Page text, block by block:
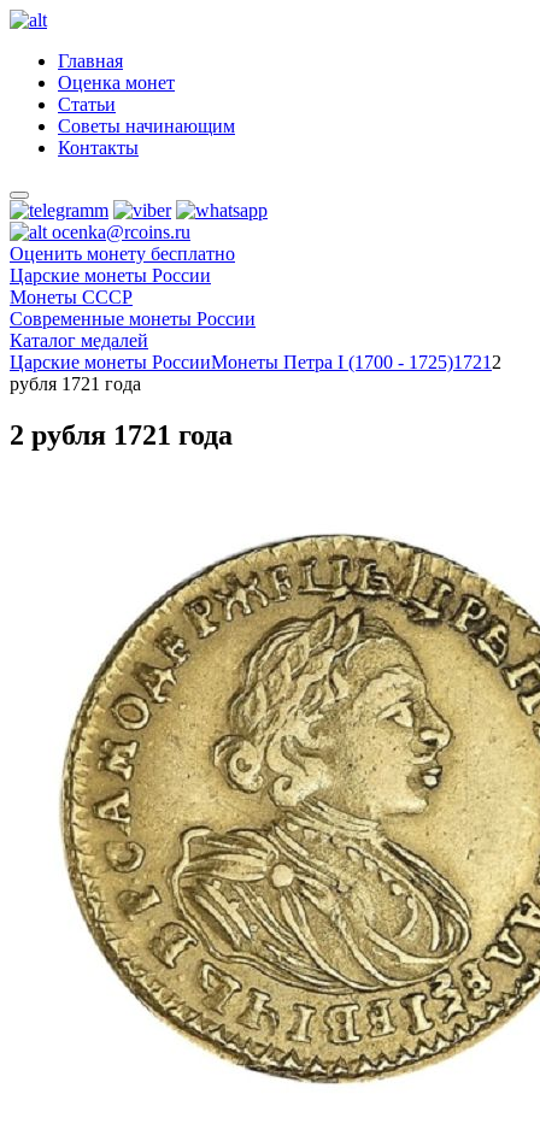
Главная
Оценка монет
Статьи
Советы начинающим
Контакты
ocenka@rcoins.ru
Оценить монету бесплатно
Царские монеты России
Монеты СССР
Современные монеты России
Каталог медалей
Царские монеты РоссииМонеты Петра I (1700 - 1725)1721 2
рубля 1721 года
2 рубля 1721 года